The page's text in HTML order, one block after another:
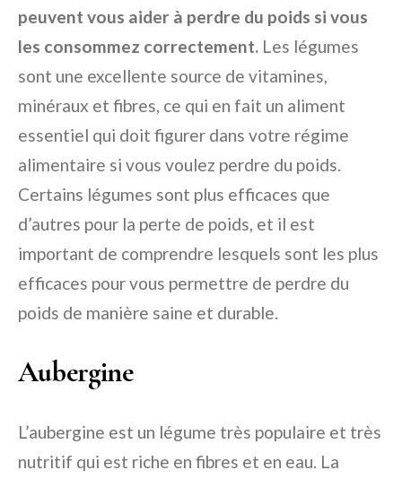
peuvent vous aider à perdre du poids si vous
les consommez correctement. Les légumes
sont une excellente source de vitamines,
minéraux et fibres, ce qui en fait un aliment
essentiel qui doit figurer dans votre régime
alimentaire si vous voulez perdre du poids.
Certains légumes sont plus efficaces que
d’autres pour la perte de poids, et il est
important de comprendre lesquels sont les plus
efficaces pour vous permettre de perdre du
poids de manière saine et durable.
Aubergine
L’aubergine est un légume très populaire et très
nutritif qui est riche en fibres et en eau. La